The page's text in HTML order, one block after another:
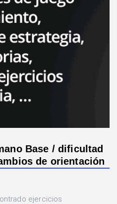
Base / dificultad
de orientación
ejercicios